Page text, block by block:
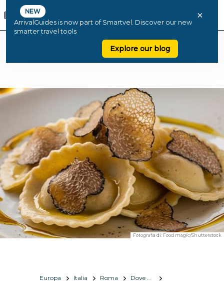
NEW
ArrivalGuides is now part of Smartvel. Discover our new
smarter travel tools
Explore our blog
×
Fotografia di: Food magic/Shutterstock
Europa Italia Roma
Dove mangiare